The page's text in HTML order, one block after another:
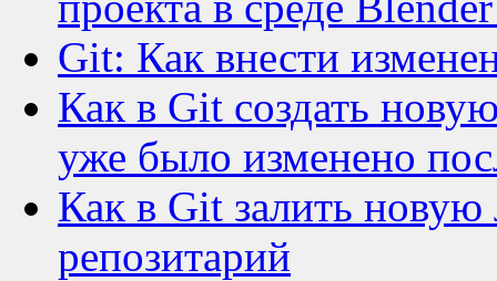
Git: Как внести
Как в Git создать
уже было изменено
Как в Git залить
репозитарий